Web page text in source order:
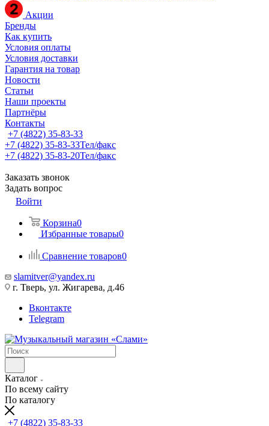
Акции
Бренды
Как купить
Условия оплаты
Условия доставки
Гарантия на товар
Новости
Статьи
Наши проекты
Партнёры
Контакты
+7 (4822) 35-83-33
+7 (4822) 35-83-33Тел/факс
+7 (4822) 35-83-20Тел/факс
Заказать звонок
Задать вопрос
Войти
Корзина0
Избранные товары0
Сравнение товаров0
slamitver@yandex.ru
г. Тверь, ул. Жигарева, д.46
Вконтакте
Telegram
Каталог
По всему сайту
По каталогу
+7 (4822) 35-83-33